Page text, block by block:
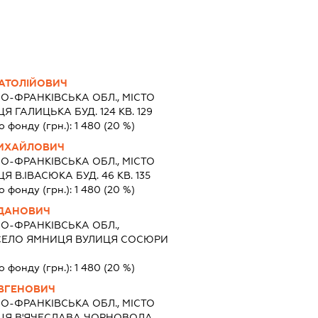
ФРАНКІВСЬКА ОБЛ., МІСТО
ГАЛИЦЬКА БУД. 124 КВ. 129
фонду (грн.):1 480 (20 %)
ФРАНКІВСЬКА ОБЛ., МІСТО
В.ІВАСЮКА БУД. 46 КВ. 135
фонду (грн.):1 480 (20 %)
ФРАНКІВСЬКА ОБЛ.,
ЯМНИЦЯ ВУЛИЦЯ СОСЮРИ
фонду (грн.):1 480 (20 %)
ФРАНКІВСЬКА ОБЛ., МІСТО